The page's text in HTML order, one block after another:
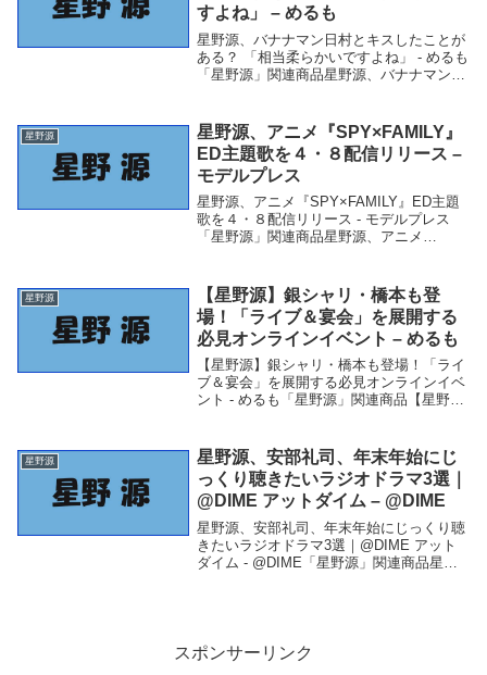
すよね」 – めるも
星野源、バナナマン日村とキスしたことが
ある？ 「相当柔らかいですよね」 - めるも
「星野源」関連商品星野源、バナナマン日
日村とキスしたことがある？ 「相当柔ら...
星野源
星野源、アニメ『SPY×FAMILY』
ED主題歌を４・８配信リリース –
モデルプレス
星野源、アニメ『SPY×FAMILY』ED主題
歌を４・８配信リリース - モデルプレス
「星野源」関連商品星野源、アニメ
『SPY×FAMILY』ED主題歌...
星野源
【星野源】銀シャリ・橋本も登
場！「ライブ＆宴会」を展開する
必見オンラインイベント – めるも
【星野源】銀シャリ・橋本も登場！「ライ
ブ＆宴会」を展開する必見オンラインイベ
ント - めるも「星野源」関連商品【星野
めるも 【星野源】銀シャリ・橋本も登
場！「ラ...
星野源
星野源、安部礼司、年末年始にじ
っくり聴きたいラジオドラマ3選｜
@DIME アットダイム – @DIME
星野源、安部礼司、年末年始にじっくり聴
きたいラジオドラマ3選｜@DIME アット
ダイム - @DIME「星野源」関連商品星野
スポンサーリンク